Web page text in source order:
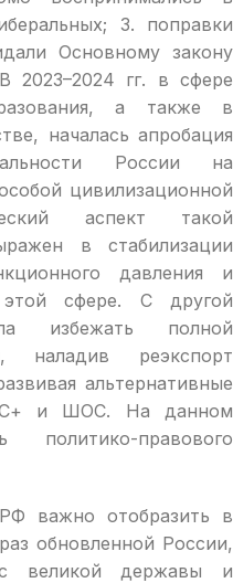
3. поправки
Основному закону
2023–2024 гг. в сфере
а также в
началась апробация
России на
цивилизационной
аспект такой
в стабилизации
давления и
сфере. С другой
избежать полной
наладив реэкспорт
альтернативные
и ШОС. На данном
правового
важно отобразить в
обновленной России,
великой державы и